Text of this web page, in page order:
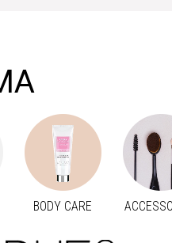
BODY CARE